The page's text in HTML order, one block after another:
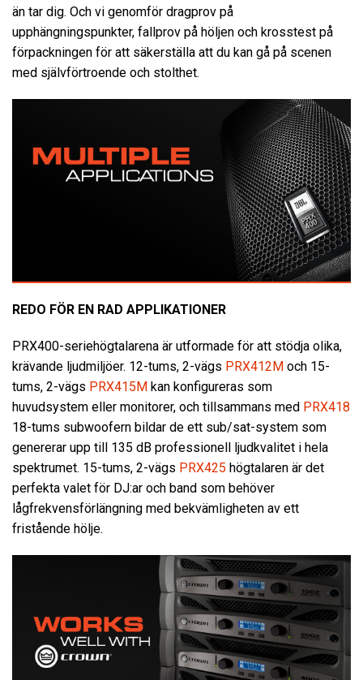
än tar dig. Och vi genomför dragprov på
upphängningspunkter, fallprov på höljen och krosstest på
förpackningen för att säkerställa att du kan gå på scenen
med självförtroende och stolthet.
REDO FÖR EN RAD APPLIKATIONER
PRX400-seriehögtalarena är utformade för att stödja olika,
krävande ljudmiljöer. 12-tums, 2-vägs PRX412M och 15-
tums, 2-vägs PRX415M kan konfigureras som
huvudsystem eller monitorer, och tillsammans med PRX418
18-tums subwoofern bildar de ett sub/sat-system som
genererar upp till 135 dB professionell ljudkvalitet i hela
spektrumet. 15-tums, 2-vägs PRX425 högtalaren är det
perfekta valet för DJ:ar och band som behöver
lågfrekvensförlängning med bekvämligheten av ett
fristående hölje.